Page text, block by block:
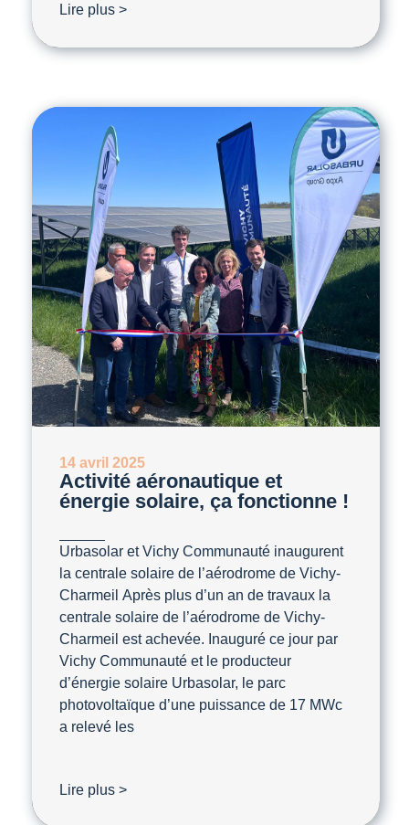
Lire plus >
14 avril 2025
Activité aéronautique et
énergie solaire, ça fonctionne !
Urbasolar et Vichy Communauté inaugurent
la centrale solaire de l’aérodrome de Vichy-
Charmeil Après plus d’un an de travaux la
centrale solaire de l’aérodrome de Vichy-
Charmeil est achevée. Inauguré ce jour par
Vichy Communauté et le producteur
d’énergie solaire Urbasolar, le parc
photovoltaïque d’une puissance de 17 MWc
a relevé les
Lire plus >